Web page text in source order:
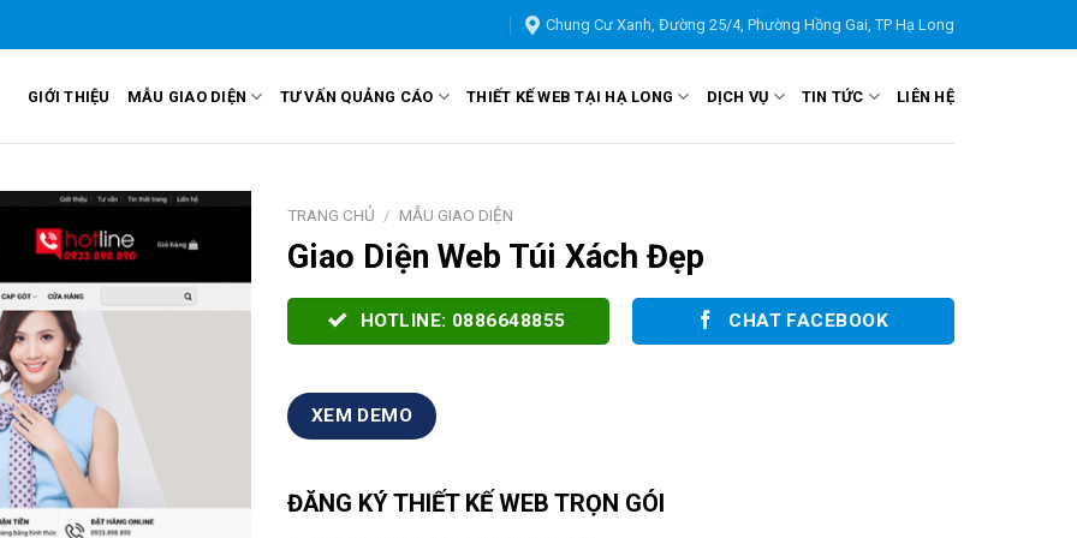
Chung Cư Xanh, Đường 25/4, Phường Hồng Gai, TP Hạ Long
GIỚI THIỆU MẪU GIAO DIỆN TƯ VẤN QUẢNG CÁO THIẾT KẾ WEB TẠI HẠ LONG DỊCH VỤ TIN TỨC LIÊN HỆ
TRANG CHỦ / MẪU GIAO DIỆN
Giao Diện Web Túi Xách Đẹp
HOTLINE: 0886648855 CHAT FACEBOOK
XEM DEMO
ĐĂNG KÝ THIẾT KẾ WEB TRỌN GÓI